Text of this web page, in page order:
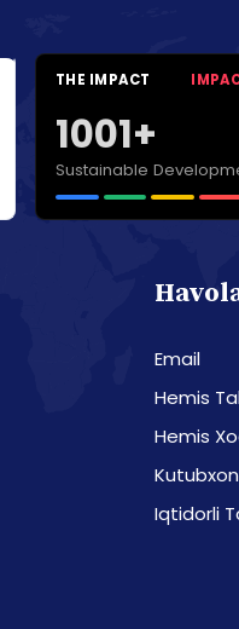
THE IMPACT
1001+
Sustainable
Email
Hemis
Hemis
Iqtidorli